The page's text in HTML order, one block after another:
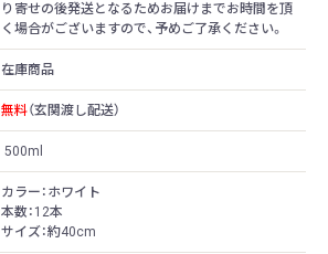
り寄せの後発送となるためお届けまでお時間を頂
く場合がございますので、予めご了承ください。
在庫商品
無料（玄関渡し配送）
500ml
カラー：ホワイト
本数：12本
サイズ：約40cm